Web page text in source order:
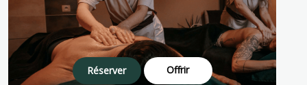
Réserver Offrir